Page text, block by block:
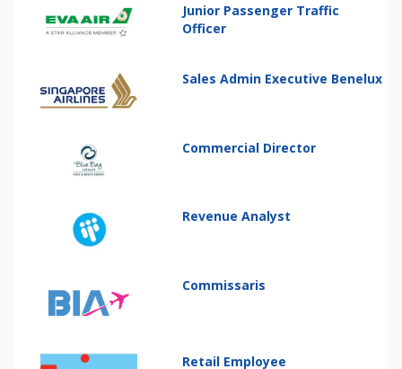
Junior Passenger Traffic
Officer
Sales Admin Executive Benelux
Commercial Director
Revenue Analyst
Commissaris
Retail Employee